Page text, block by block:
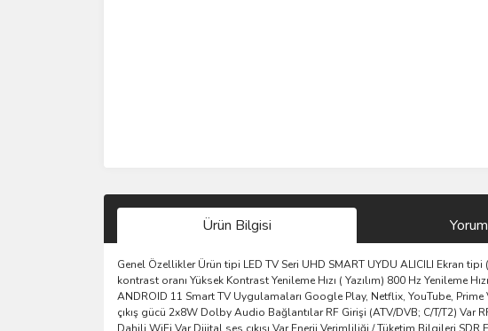
Ürün Bilgisi
Genel Özellikler Ürün tipi LED TV Seri UHD SMART UYDU ALICILI Ekran
kontrast oranı Yüksek Kontrast Yenileme Hızı ( Yazılım) 800 Hz Yenileme
ANDROID 11 Smart TV Uygulamaları Google Play, Netflix, YouTube,
çıkış gücü 2x8W Dolby Audio Bağlantılar RF Girişi (ATV/DVB; C/T/T2) Var
Dahili WiFi Var Dijital ses çıkışı Var Enerji Verimliliği / Tüketim Bilgileri SDR